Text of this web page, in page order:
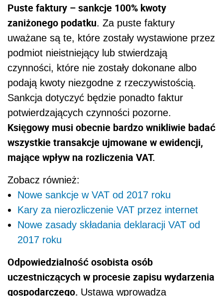
Puste faktury – sankcje 100% kwoty
zaniżonego podatku. Za puste faktury
uważane są te, które zostały wystawione przez
podmiot nieistniejący lub stwierdzają
czynności, które nie zostały dokonane albo
podają kwoty niezgodne z rzeczywistością.
Sankcja dotyczyć będzie ponadto faktur
potwierdzających czynności pozorne.
Księgowy musi obecnie bardzo wnikliwie badać
wszystkie transakcje ujmowane w ewidencji,
mające wpływ na rozliczenia VAT.
Zobacz również:
Nowe sankcje w VAT od 2017 roku
Kary za nierozliczenie VAT przez internet
Nowe zasady składania deklaracji VAT od
2017 roku
Odpowiedzialność osobista osób
uczestniczących w procesie zapisu wydarzenia
gospodarczego. Ustawa wprowadza